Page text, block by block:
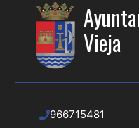
Vieja
966715481